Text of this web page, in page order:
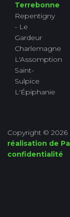
Terrebonne
Repentigny
- Le
Gardeur
Charlemagne
L'Assomption
Saint-
Sulpice
L'Épiphanie
Copyright © 2026
réalisation de
confidentialité